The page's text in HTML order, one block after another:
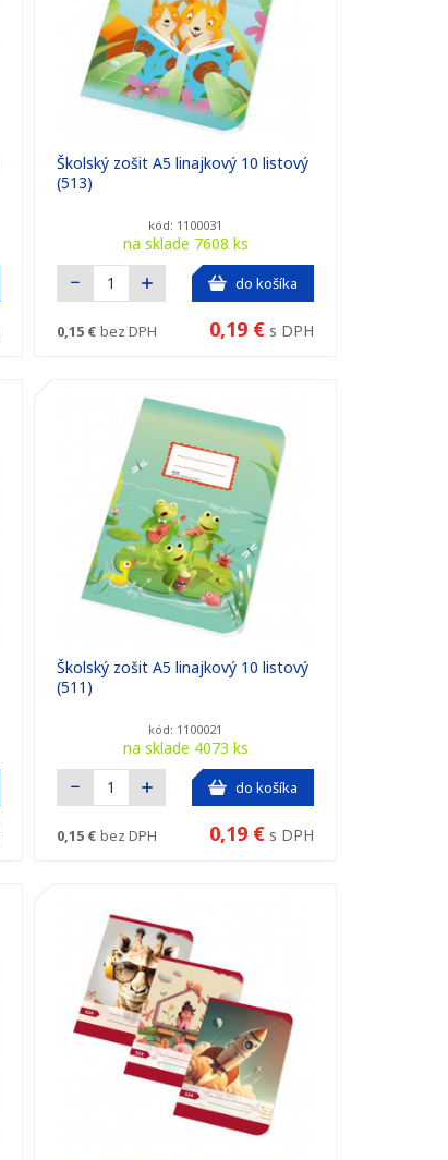
Školský zošit A5 linajkový 10 listový
(513)
kód: 1100031
na sklade 7608 ks
do košíka
0,15 € bez DPH 0,19 € s DPH
Školský zošit A5 linajkový 10 listový
(511)
kód: 1100021
na sklade 4073 ks
do košíka
0,15 € bez DPH 0,19 € s DPH